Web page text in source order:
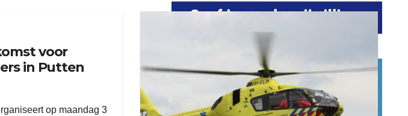
dierenkliniekputten
voor
in Putten
op maandag 3